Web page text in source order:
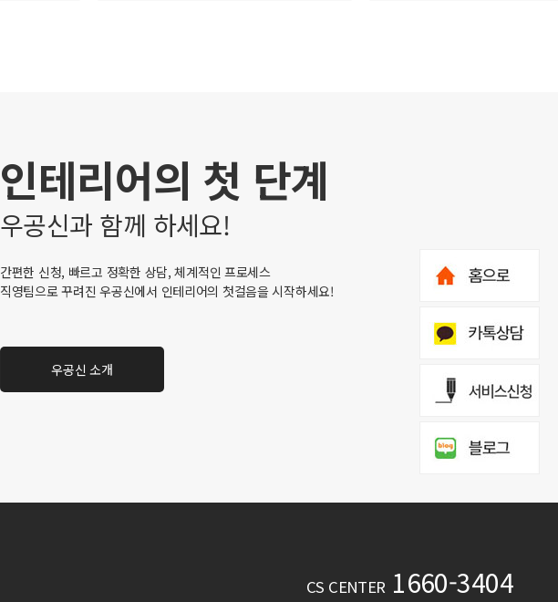
인테리어의 첫 단계
우공신과 함께 하세요!
간편한 신청, 빠르고 정확한 상담, 체계적인 프로세스
직영팀으로 꾸려진 우공신에서 인테리어의 첫걸음을 시작하세요!
우공신 소개
CS CENTER 1660-3404